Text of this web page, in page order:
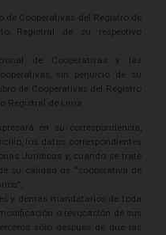
de Cooperativas del Registro de
Registral de su respectivo
de Cooperativas y las
sin perjuicio de su
de Cooperativas del Registro
Registral de Lima.
en su correspondencia,
los datos correspondientes
Jurídicas y, cuando se trate
su calidad de “cooperativa de
y demás mandatarios de toda
o revocación de sus
sólo después de que las